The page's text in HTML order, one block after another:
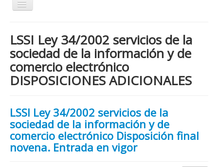
Toggle
Navigation
ZONA ABIERTA
Políticas de Privacidad
Políticas de Cookies
¿Estas cumpliendo con la LOPD - RGPD?
¿Que podemos hacer por ti?
¿Cuando es obligatorio nombrar un DPD / DPO ?
LSSI Ley 34/2002 servicios de la
sociedad de la información y de
comercio electrónico
DISPOSICIONES ADICIONALES
LSSI Ley 34/2002 servicios de la
sociedad de la información y de
comercio electrónico Disposición final
novena. Entrada en vigor